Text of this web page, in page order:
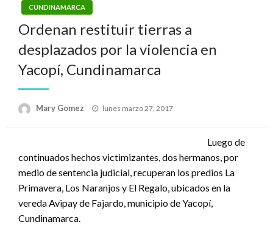
CUNDINAMARCA
Ordenan restituir tierras a
desplazados por la violencia en
Yacopí, Cundinamarca
Mary Gomez
Publicado
lunes marzo 27, 2017
Luego de
continuados hechos victimizantes, dos hermanos, por
medio de sentencia judicial, recuperan los predios La
Primavera, Los Naranjos y El Regalo, ubicados en la
vereda Avipay de Fajardo, municipio de Yacopí,
Cundinamarca.